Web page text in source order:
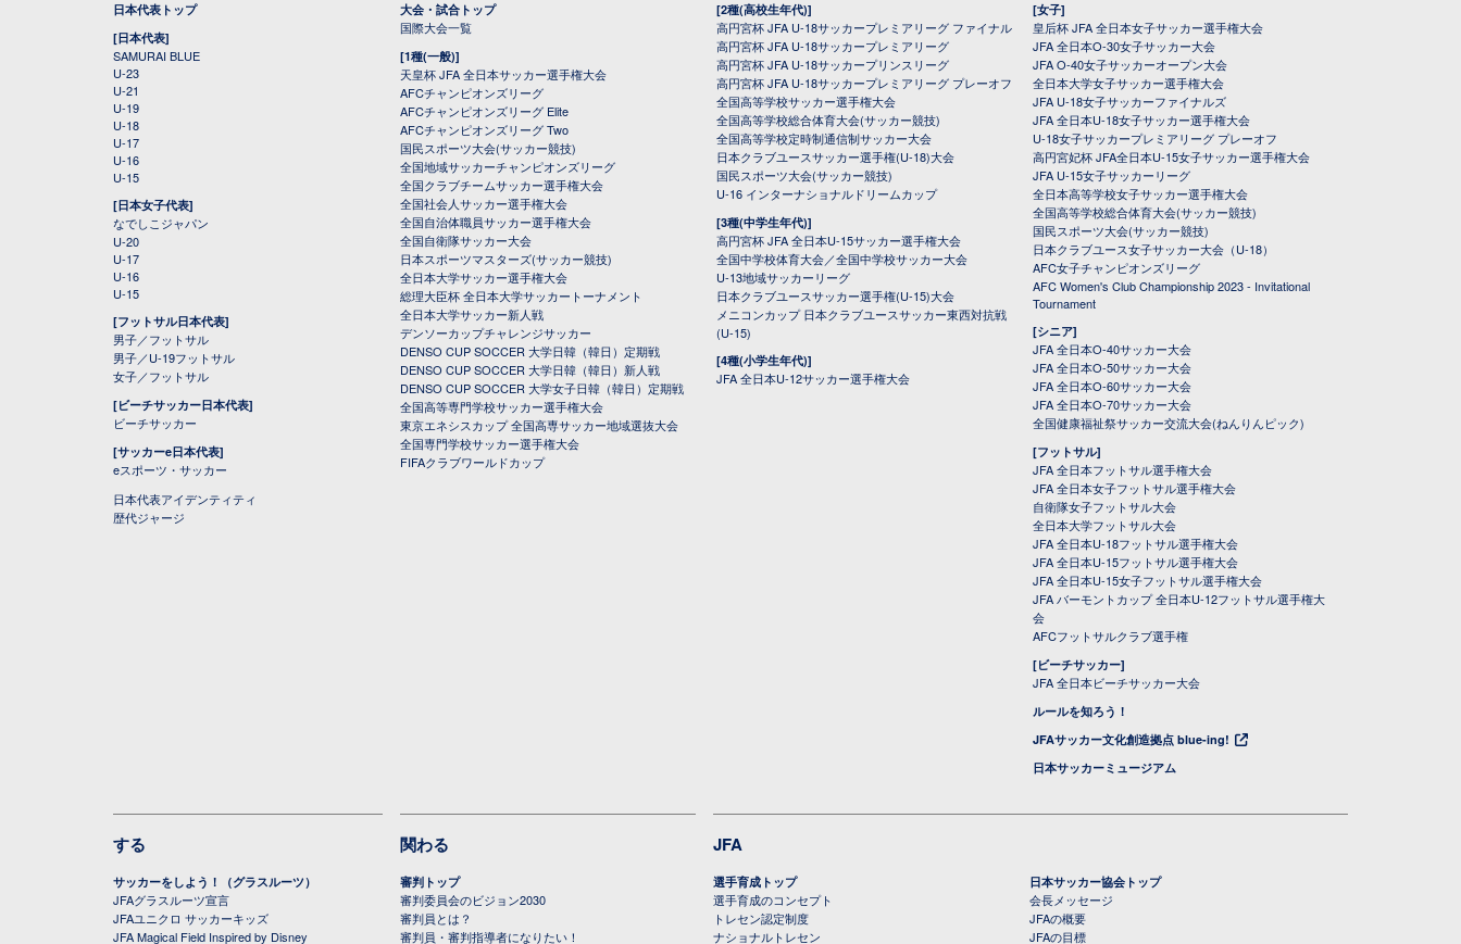
日本代表トップ
[日本代表]
SAMURAI BLUE
U-23
U-21
U-19
U-18
U-17
U-16
U-15
[日本女子代表]
なでしこジャパン
U-20
U-17
U-16
U-15
[フットサル日本代表]
男子／フットサル
男子／U-19フットサル
女子／フットサル
[ビーチサッカー日本代表]
ビーチサッカー
[サッカーe日本代表]
eスポーツ・サッカー
日本代表アイデンティティ
歴代ジャージ
大会・試合トップ
国際大会一覧
[1種(一般)]
天皇杯 JFA 全日本サッカー選手権大会
AFCチャンピオンズリーグ
AFCチャンピオンズリーグ Elite
AFCチャンピオンズリーグ Two
国民スポーツ大会(サッカー競技)
全国地域サッカーチャンピオンズリーグ
全国クラブチームサッカー選手権大会
全国社会人サッカー選手権大会
全国自治体職員サッカー選手権大会
全国自衛隊サッカー大会
日本スポーツマスターズ(サッカー競技)
全日本大学サッカー選手権大会
総理大臣杯 全日本大学サッカートーナメント
全日本大学サッカー新人戦
デンソーカップチャレンジサッカー
DENSO CUP SOCCER 大学日韓（韓日）定期戦
DENSO CUP SOCCER 大学日韓（韓日）新人戦
DENSO CUP SOCCER 大学女子日韓（韓日）定期戦
全国高等専門学校サッカー選手権大会
東京エネシスカップ 全国高専サッカー地域選抜大会
全国専門学校サッカー選手権大会
FIFAクラブワールドカップ
[2種(高校生年代)]
高円宮杯 JFA U-18サッカープレミアリーグ ファイナル
高円宮杯 JFA U-18サッカープレミアリーグ
高円宮杯 JFA U-18サッカープリンスリーグ
高円宮杯 JFA U-18サッカープレミアリーグ プレーオフ
全国高等学校サッカー選手権大会
全国高等学校総合体育大会(サッカー競技)
全国高等学校定時制通信制サッカー大会
日本クラブユースサッカー選手権(U-18)大会
国民スポーツ大会(サッカー競技)
U-16 インターナショナルドリームカップ
[3種(中学生年代)]
高円宮杯 JFA 全日本U-15サッカー選手権大会
全国中学校体育大会／全国中学校サッカー大会
U-13地域サッカーリーグ
日本クラブユースサッカー選手権(U-15)大会
メニコンカップ 日本クラブユースサッカー東西対抗戦
(U-15)
[4種(小学生年代)]
JFA 全日本U-12サッカー選手権大会
[女子]
皇后杯 JFA 全日本女子サッカー選手権大会
JFA 全日本O-30女子サッカー大会
JFA O-40女子サッカーオープン大会
全日本大学女子サッカー選手権大会
JFA U-18女子サッカーファイナルズ
JFA 全日本U-18女子サッカー選手権大会
U-18女子サッカープレミアリーグ プレーオフ
高円宮妃杯 JFA全日本U-15女子サッカー選手権大会
JFA U-15女子サッカーリーグ
全日本高等学校女子サッカー選手権大会
全国高等学校総合体育大会(サッカー競技)
国民スポーツ大会(サッカー競技)
日本クラブユース女子サッカー大会（U-18）
AFC女子チャンピオンズリーグ
AFC Women's Club Championship 2023 - Invitational
Tournament
[シニア]
JFA 全日本O-40サッカー大会
JFA 全日本O-50サッカー大会
JFA 全日本O-60サッカー大会
JFA 全日本O-70サッカー大会
全国健康福祉祭サッカー交流大会(ねんりんピック)
[フットサル]
JFA 全日本フットサル選手権大会
JFA 全日本女子フットサル選手権大会
自衛隊女子フットサル大会
全日本大学フットサル大会
JFA 全日本U-18フットサル選手権大会
JFA 全日本U-15フットサル選手権大会
JFA 全日本U-15女子フットサル選手権大会
JFA バーモントカップ 全日本U-12フットサル選手権大
会
AFCフットサルクラブ選手権
[ビーチサッカー]
JFA 全日本ビーチサッカー大会
ルールを知ろう！
JFAサッカー文化創造拠点 blue-ing!
日本サッカーミュージアム
する
サッカーをしよう！（グラスルーツ）
JFAグラスルーツ宣言
JFAユニクロ サッカーキッズ
JFA Magical Field Inspired by Disney
関わる
審判トップ
審判委員会のビジョン2030
審判員とは？
審判員・審判指導者になりたい！
JFA
選手育成トップ
選手育成のコンセプト
トレセン認定制度
ナショナルトレセン
日本サッカー協会トップ
会長メッセージ
JFAの概要
JFAの目標